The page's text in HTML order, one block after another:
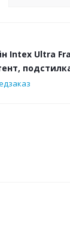
Intex Ultra